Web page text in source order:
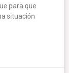
para que
situación